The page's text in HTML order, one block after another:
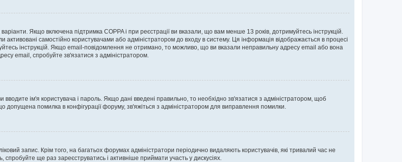
Якщо включена підтримка COPPA і при реєстрації ви вказали, що вам менше 13 років, дотримуйтесь інструкцій.
активовані самостійно користувачами або адміністратором до входу в систему. Ця інформація відображається в процесі
інструкцій. Якщо email-повідомлення не отримано, то можливо, що ви вказали неправильну адресу email або вона
email, спробуйте зв'язатися з адміністратором.
ім'я користувача і пароль. Якщо дані введені правильно, то необхідно зв'язатися з адміністратором, щоб
помилка в конфігурації форуму, зв'яжіться з адміністратором для виправлення помилки.
запис. Крім того, на багатьох форумах адміністратори періодично видаляють користувачів, які тривалий час не
ще раз зареєструватись і активніше приймати участь у дискусіях.